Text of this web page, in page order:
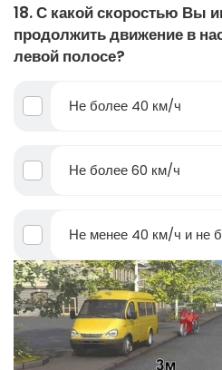
18. С какой скоростью Вы
продолжить движение в
левой полосе?
Не более 40 км/ч
Не более 60 км/ч
Не менее 40 км/ч и не